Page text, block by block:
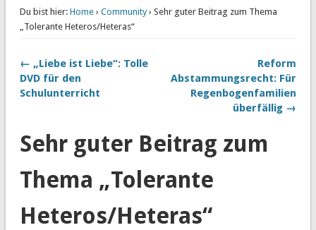
Du bist hier: Home› Community› Sehr guter Beitrag zum Thema
„Tolerante Heteros/Heteras“
← „Liebe ist Liebe“: Tolle
DVD für den
Schulunterricht
Reform
Abstammungsrecht: Für
Regenbogenfamilien
überfällig →
Sehr guter Beitrag zum
Thema „Tolerante
Heteros/Heteras“